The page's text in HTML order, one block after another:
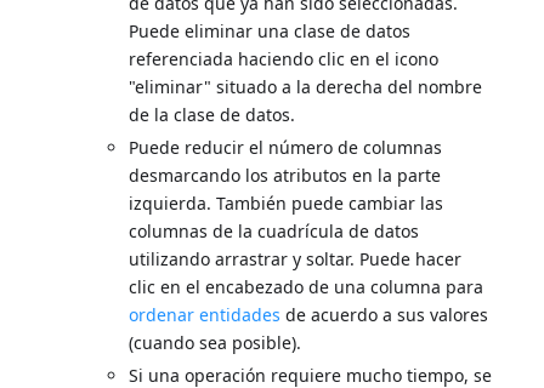
Puede eliminar una clase de datos
referenciada haciendo clic en el icono
"eliminar" situado a la derecha del nombre
de la clase de datos.
Puede reducir el número de columnas
desmarcando los atributos en la parte
izquierda. También puede cambiar las
columnas de la cuadrícula de datos
utilizando arrastrar y soltar. Puede hacer
clic en el encabezado de una columna para
ordenar entidades de acuerdo a sus valores
(cuando sea posible).
Si una operación requiere mucho tiempo, se